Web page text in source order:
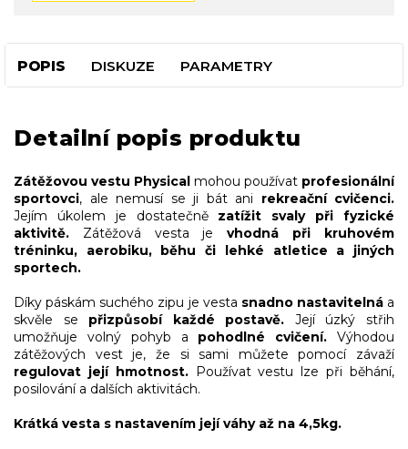
POPIS DISKUZE PARAMETRY
Detailní popis produktu
Zátěžovou vestu Physical mohou používat profesionální
sportovci, ale nemusí se ji bát ani rekreační cvičenci.
Jejím úkolem je dostatečně zatížit svaly při fyzické
aktivitě. Zátěžová vesta jevhodná při kruhovém
tréninku, aerobiku, běhu či lehké atletice a jiných
sportech.
Díky páskám suchého zipu je vesta snadno nastavitelnáa
skvěle se přizpůsobí každé postavě. Její úzký střih
umožňuje volný pohyb a pohodlné cvičení. Výhodou
zátěžových vest je, že si sami můžete pomocí závaží
regulovat její hmotnost.Používat vestu lze při běhání,
posilování a dalších aktivitách.
Krátká vesta s nastavením její váhy až na 4,5kg.